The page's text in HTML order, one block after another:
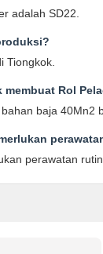
adalah SD22.
Tiongkok.
Rol
baja 40Mn2
perawatan